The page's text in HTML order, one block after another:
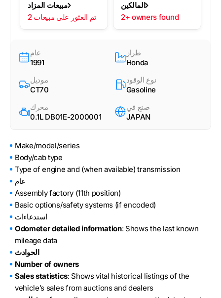
مبيعات المزاد
2 تم العثور على مبيعات
المالكين
2+ owners found
عام
1991
طراز
Honda
موديل
CT70
نوع الوقود
Gasoline
محرك
0.1L DB01E-2000001
صنع في
JAPAN
Make/model/series
Body/cab type
Type of engine and (when available) transmission
عام
Assembly factory (11th position)
Basic options/safety systems (if encoded)
استدعاءات
Odometer detailed information: Shows the last known
mileage data
الحوادث
Number of owners
Sales statistics: Shows vital historical listings of the
vehicle’s sales from auctions and dealers